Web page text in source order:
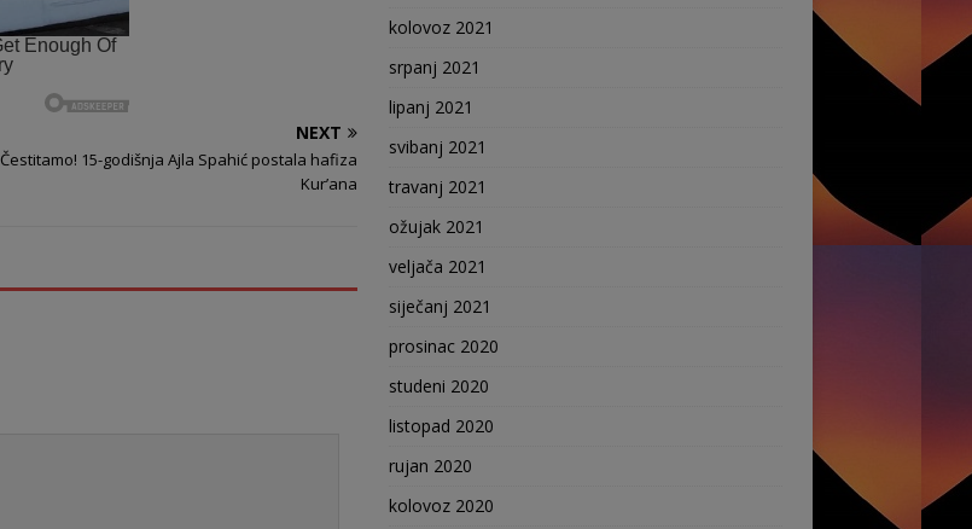
NEXT
Čestitamo! 15-godišnja Ajla Spahić postala hafiza
Kur’ana
kolovoz 2021
srpanj 2021
lipanj 2021
svibanj 2021
travanj 2021
ožujak 2021
veljača 2021
siječanj 2021
prosinac 2020
studeni 2020
listopad 2020
rujan 2020
kolovoz 2020